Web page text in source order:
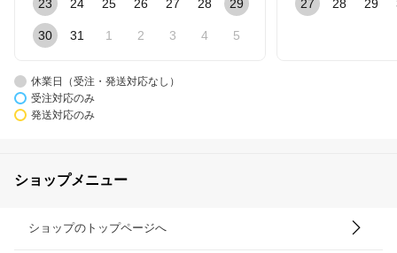
23 24 25 26 27 28 29
30 31 1 2 3 4 5
27 28 29
休業日（受注・発送対応なし）
受注対応のみ
発送対応のみ
ショップメニュー
ショップのトップページへ